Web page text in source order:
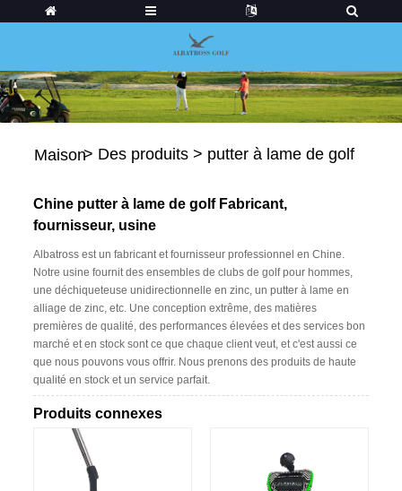
Maison> Des produits > putter à lame de golf
Chine putter à lame de golf Fabricant,
fournisseur, usine
Albatross est un fabricant et fournisseur professionnel en Chine.
Notre usine fournit des ensembles de clubs de golf pour hommes,
une déchiqueteuse unidirectionnelle en zinc, un putter à lame en
alliage de zinc, etc. Une conception extrême, des matières
premières de qualité, des performances élevées et des services bon
marché et en stock sont ce que chaque client veut, et c'est aussi ce
que nous pouvons vous offrir. Nous prenons des produits de haute
qualité en stock et un service parfait.
Produits connexes